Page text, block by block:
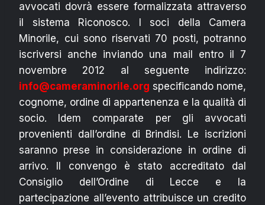
avvocati dovrà essere formalizzata attraverso
il sistema Riconosco. I soci della Camera
Minorile, cui sono riservati 70 posti, potranno
iscriversi anche inviando una mail entro il 7
novembre 2012 al seguente indirizzo:
info@cameraminorile.org specificando nome,
cognome, ordine di appartenenza e la qualità di
socio. Idem comparate per gli avvocati
provenienti dall’ordine di Brindisi. Le iscrizioni
saranno prese in considerazione in ordine di
arrivo. Il convengo è stato accreditato dal
Consiglio dell’Ordine di Lecce e la
partecipazione all’evento attribuisce un credito